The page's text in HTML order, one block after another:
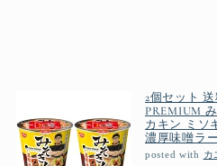
2個セット
PREMIUM
カキン ミソ
濃厚味噌ラ
posted with カ